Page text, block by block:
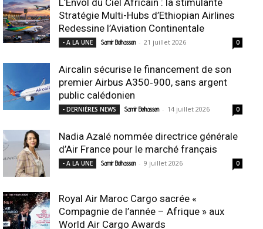
Stratégie Multi-Hubs d’Ethiopian Airlines
Redessine l’Aviation Continentale
- A LA UNE Samir Belhassen - 21 juillet 2026 0
Aircalin sécurise le financement de son
premier Airbus A350‑900, sans argent
public calédonien
- DERNIÈRES NEWS Samir Belhassen - 14 juillet 2026 0
Nadia Azalé nommée directrice générale
d’Air France pour le marché français
- A LA UNE Samir Belhassen - 9 juillet 2026 0
Royal Air Maroc Cargo sacrée «
Compagnie de l’année – Afrique » aux
World Air Cargo Awards